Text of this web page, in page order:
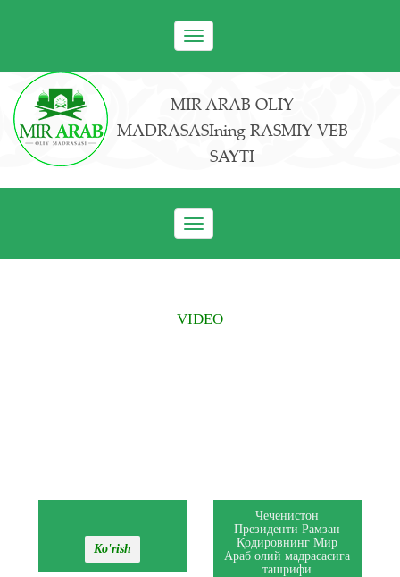
Toggle
navigation
MIR ARAB OLIY
MADRASASIning RASMIY VEB
SAYTI
Toggle
navigation
VIDEO
Ko'rish
Чеченистон
Президенти Рамзан
Қодировнинг Мир
Араб олий мадрасасига
ташрифи